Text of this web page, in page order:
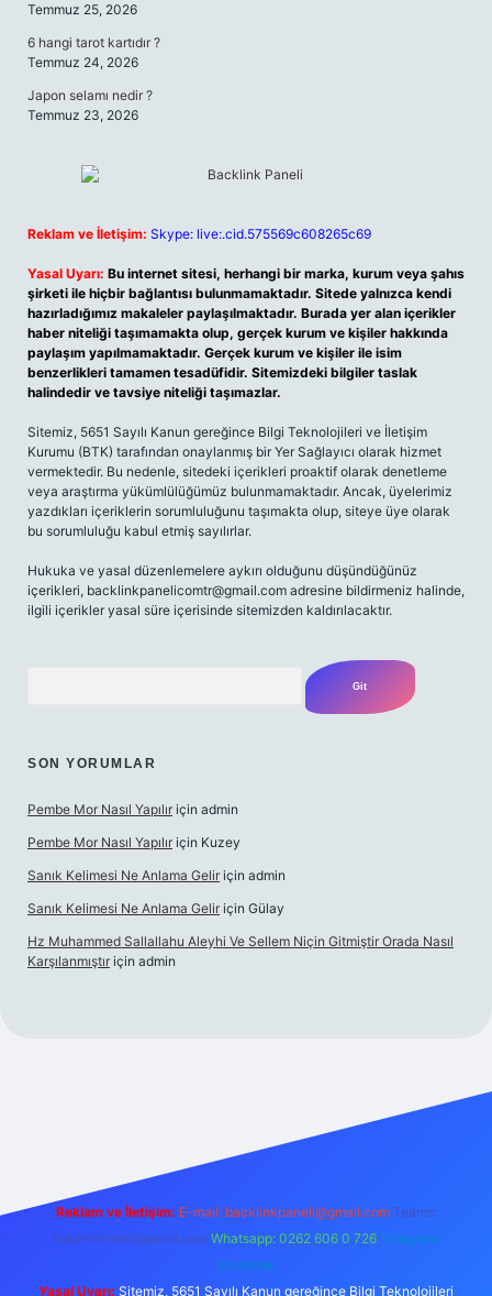
Temmuz 25, 2026
6 hangi tarot kartıdır ?
Temmuz 24, 2026
Japon selamı nedir ?
Temmuz 23, 2026
Reklam ve İletişim: Skype: live:.cid.575569c608265c69
Yasal Uyarı: Bu internet sitesi, herhangi bir marka, kurum veya şahıs
şirketi ile hiçbir bağlantısı bulunmamaktadır. Sitede yalnızca kendi
hazırladığımız makaleler paylaşılmaktadır. Burada yer alan içerikler
haber niteliği taşımamakta olup, gerçek kurum ve kişiler hakkında
paylaşım yapılmamaktadır. Gerçek kurum ve kişiler ile isim
benzerlikleri tamamen tesadüfidir. Sitemizdeki bilgiler taslak
halindedir ve tavsiye niteliği taşımazlar.
Sitemiz, 5651 Sayılı Kanun gereğince Bilgi Teknolojileri ve İletişim
Kurumu (BTK) tarafından onaylanmış bir Yer Sağlayıcı olarak hizmet
vermektedir. Bu nedenle, sitedeki içerikleri proaktif olarak denetleme
veya araştırma yükümlülüğümüz bulunmamaktadır. Ancak, üyelerimiz
yazdıkları içeriklerin sorumluluğunu taşımakta olup, siteye üye olarak
bu sorumluluğu kabul etmiş sayılırlar.
Hukuka ve yasal düzenlemelere aykırı olduğunu düşündüğünüz
içerikleri, backlinkpanelicomtr@gmail.com adresine bildirmeniz halinde,
ilgili içerikler yasal süre içerisinde sitemizden kaldırılacaktır.
SON YORUMLAR
Pembe Mor Nasıl Yapılır için admin
Pembe Mor Nasıl Yapılır için Kuzey
Sanık Kelimesi Ne Anlama Gelir için admin
Sanık Kelimesi Ne Anlama Gelir için Gülay
Hz Muhammed Sallallahu Aleyhi Ve Sellem Niçin Gitmiştir Orada Nasıl
Karşılanmıştır için admin
Reklam ve İletişim: E-mail: backlinkpaneli@gmail.com Teams:
forumhizmeti@gmail.com Whatsapp: 0262 606 0 726 Telegram:
@karabul
Yasal Uyarı: Sitemiz, 5651 Sayılı Kanun gereğince Bilgi Teknolojileri